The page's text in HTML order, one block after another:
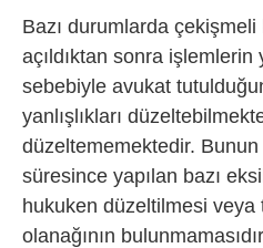
Bazı durumlarda çekişmeli
açıldıktan sonra işlemlerin
sebebiyle avukat
yanlışlıkları
düzeltememektedir. Bunun
süresince yapılan bazı
hukuken düzeltilmesi veya
olanağının